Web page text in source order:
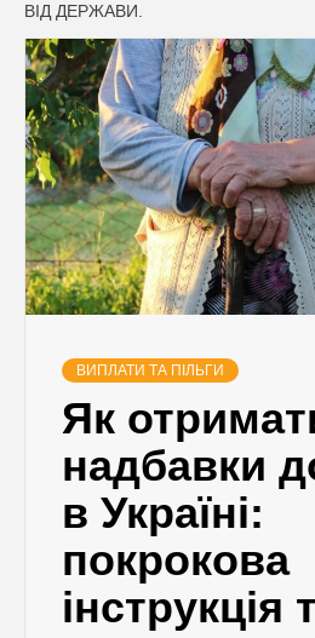
ВІД ДЕРЖАВИ.
ВИПЛАТИ ТА ПІЛЬГИ
Як
надбавки
в Україні:
покрокова
інструкція